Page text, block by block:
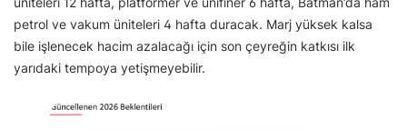
petrol ve vakum üniteleri 4 hafta duracak. Marj yüksek kalsa
bile işlenecek hacim azalacağı için son çeyreğin katkısı ilk
yarıdaki tempoya yetişmeyebilir.